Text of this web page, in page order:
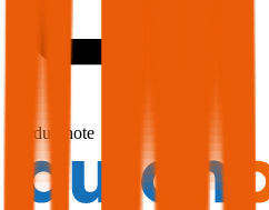
Produktnote